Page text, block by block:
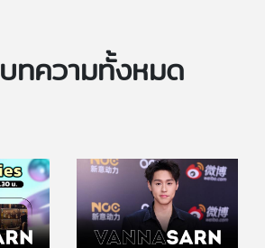
บทความทั้งหมด